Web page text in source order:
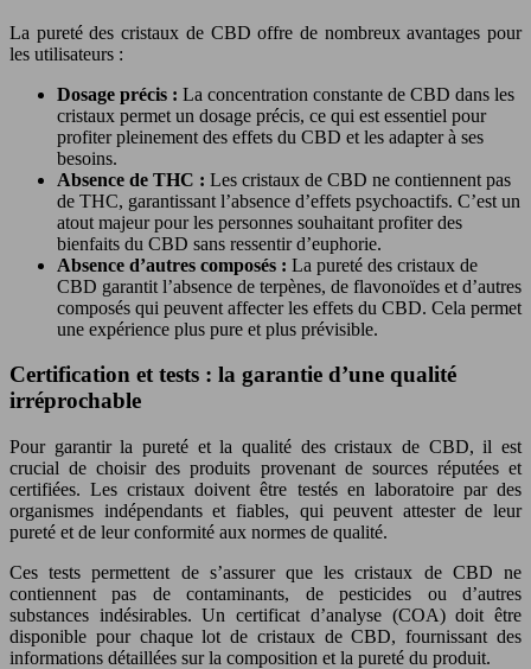
La pureté des cristaux de CBD offre de nombreux avantages pour
les utilisateurs :
Dosage précis : La concentration constante de CBD dans les
cristaux permet un dosage précis, ce qui est essentiel pour
profiter pleinement des effets du CBD et les adapter à ses
besoins.
Absence de THC : Les cristaux de CBD ne contiennent pas
de THC, garantissant l’absence d’effets psychoactifs. C’est un
atout majeur pour les personnes souhaitant profiter des
bienfaits du CBD sans ressentir d’euphorie.
Absence d’autres composés : La pureté des cristaux de
CBD garantit l’absence de terpènes, de flavonoïdes et d’autres
composés qui peuvent affecter les effets du CBD. Cela permet
une expérience plus pure et plus prévisible.
Certification et tests : la garantie d’une qualité
irréprochable
Pour garantir la pureté et la qualité des cristaux de CBD, il est
crucial de choisir des produits provenant de sources réputées et
certifiées. Les cristaux doivent être testés en laboratoire par des
organismes indépendants et fiables, qui peuvent attester de leur
pureté et de leur conformité aux normes de qualité.
Ces tests permettent de s’assurer que les cristaux de CBD ne
contiennent pas de contaminants, de pesticides ou d’autres
substances indésirables. Un certificat d’analyse (COA) doit être
disponible pour chaque lot de cristaux de CBD, fournissant des
informations détaillées sur la composition et la pureté du produit.